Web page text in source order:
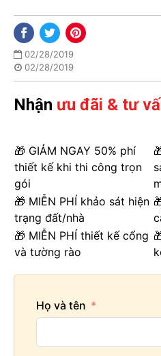
02/28/2019
02/28/2019
Nhận ưu đãi & tư
🎁 GIẢM NGAY 50% phí
thiết kế khi thi công trọn
gói
🎁 MIỄN PHÍ khảo sát hiện
trạng đất/nhà
🎁 MIỄN PHÍ thiết kế cổng
và tường rào
Họ và tên